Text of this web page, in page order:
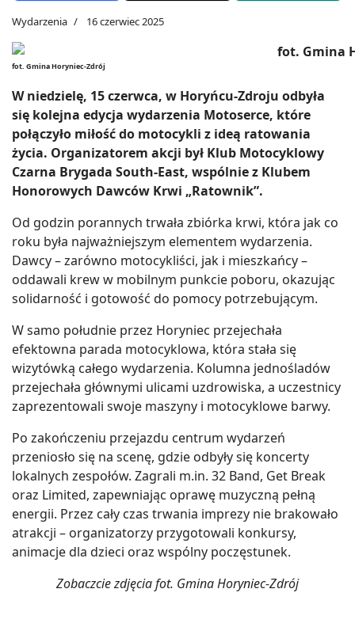
Wydarzenia 16 czerwiec 2025
fot. Gmina Horyniec-Zdrój
W niedzielę, 15 czerwca, w Horyńcu-Zdroju odbyła
się kolejna edycja wydarzenia Motoserce, które
połączyło miłość do motocykli z ideą ratowania
życia. Organizatorem akcji był Klub Motocyklowy
Czarna Brygada South-East, wspólnie z Klubem
Honorowych Dawców Krwi „Ratownik”.
Od godzin porannych trwała zbiórka krwi, która jak co
roku była najważniejszym elementem wydarzenia.
Dawcy – zarówno motocykliści, jak i mieszkańcy –
oddawali krew w mobilnym punkcie poboru, okazując
solidarność i gotowość do pomocy potrzebującym.
W samo południe przez Horyniec przejechała
efektowna parada motocyklowa, która stała się
wizytówką całego wydarzenia. Kolumna jednośladów
przejechała głównymi ulicami uzdrowiska, a uczestnicy
zaprezentowali swoje maszyny i motocyklowe barwy.
Po zakończeniu przejazdu centrum wydarzeń
przeniosło się na scenę, gdzie odbyły się koncerty
lokalnych zespołów. Zagrali m.in. 32 Band, Get Break
oraz Limited, zapewniając oprawę muzyczną pełną
energii. Przez cały czas trwania imprezy nie brakowało
atrakcji – organizatorzy przygotowali konkursy,
animacje dla dzieci oraz wspólny poczęstunek.
Zobaczcie zdjęcia fot. Gmina Horyniec-Zdrój